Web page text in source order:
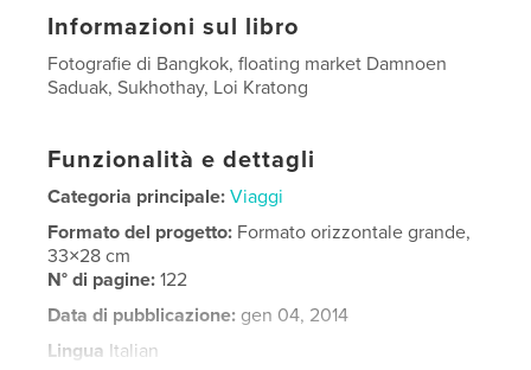
Informazioni sul libro
Fotografie di Bangkok, floating market Damnoen
Saduak, Sukhothay, Loi Kratong
Funzionalità e dettagli
Categoria principale: Viaggi
Formato del progetto: Formato orizzontale grande,
33×28 cm
N° di pagine:122
Data di pubblicazione: gen 04, 2014
Lingua Italian